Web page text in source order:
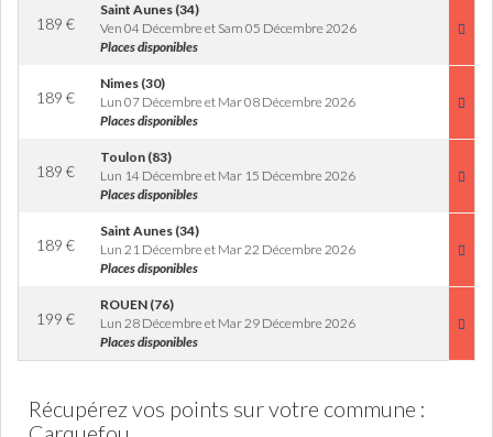
189 €
Saint Aunes (34)
Ven 04 Décembre et Sam 05 Décembre 2026
Places disponibles
189 €
Nimes (30)
Lun 07 Décembre et Mar 08 Décembre 2026
Places disponibles
189 €
Toulon (83)
Lun 14 Décembre et Mar 15 Décembre 2026
Places disponibles
189 €
Saint Aunes (34)
Lun 21 Décembre et Mar 22 Décembre 2026
Places disponibles
199 €
ROUEN (76)
Lun 28 Décembre et Mar 29 Décembre 2026
Places disponibles
Récupérez vos points sur votre commune :